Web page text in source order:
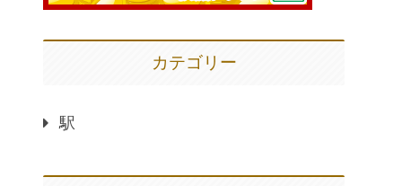
カテゴリー
駅